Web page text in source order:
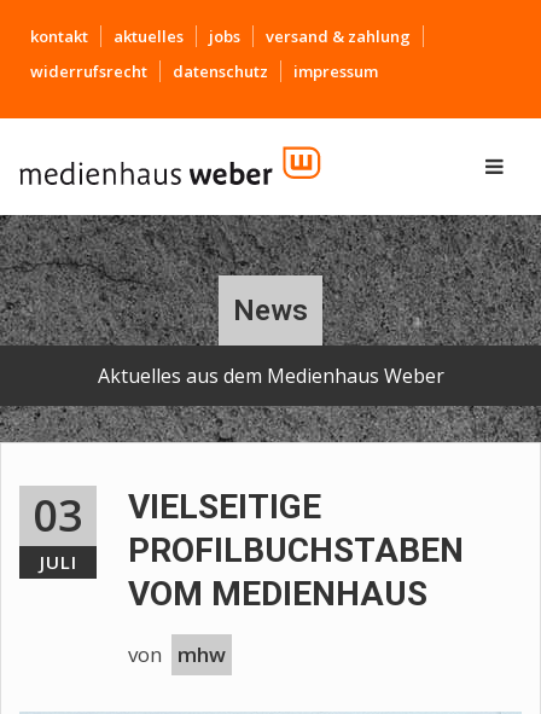
kontakt aktuelles jobs
versand & zahlung
widerrufsrecht
datenschutz impressum
News
Aktuelles aus dem Medienhaus Weber
03
JULI
VIELSEITIGE
PROFILBUCHSTABEN
VOM MEDIENHAUS
von mhw